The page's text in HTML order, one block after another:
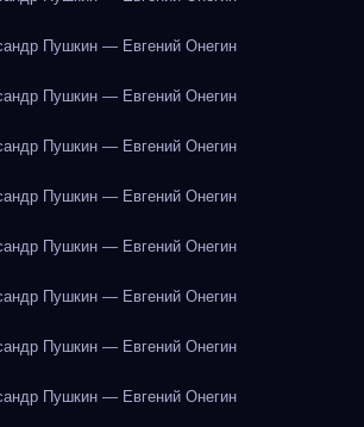
Пушкин — Евгений Онегин
Пушкин — Евгений Онегин
Пушкин — Евгений Онегин
Пушкин — Евгений Онегин
Пушкин — Евгений Онегин
Пушкин — Евгений Онегин
Пушкин — Евгений Онегин
Пушкин — Евгений Онегин